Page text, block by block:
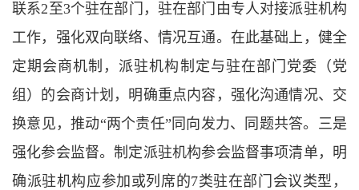
联系2至3个驻在部门，驻在部门由专人对接派驻机构
工作，强化双向联络、情况互通。在此基础上，健全
定期会商机制，派驻机构制定与驻在部门党委（党
组）的会商计划，明确重点内容，强化沟通情况、交
换意见，推动“两个责任”同向发力、同题共答。三是
强化参会监督。制定派驻机构参会监督事项清单，明
确派驻机构应参加或列席的7类驻在部门会议类型，